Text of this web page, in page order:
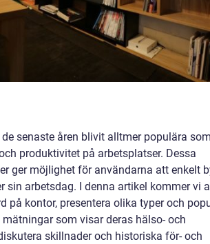
senaste åren blivit alltmer populära
produktivitet på arbetsplatser. Dessa
ger möjlighet för användarna att enkelt
sin arbetsdag. I denna artikel kommer vi
på kontor, presentera olika typer och
som visar deras hälso- och
skillnader och historiska för- och